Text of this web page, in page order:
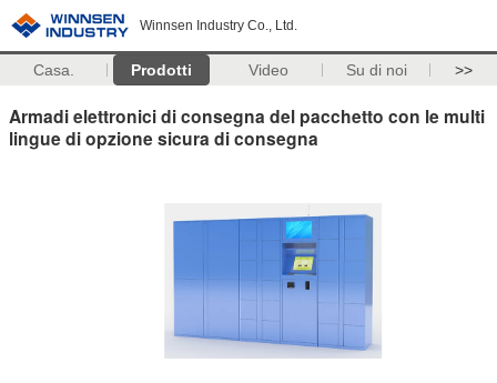
Winnsen Industry Co., Ltd.
Casa. Prodotti Video Su di noi >>
Armadi elettronici di consegna del pacchetto con le multi
lingue di opzione sicura di consegna